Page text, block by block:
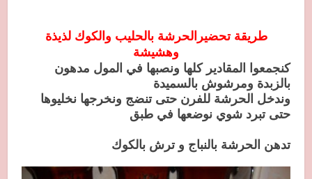
طريقة تحضيرالحرشة بالحليب والكوك لذيذة
وهشيشة
كنجمعوا المقادير كلها ونصبها في المول مدهون
بالزبدة ومرشوش بالسميدة
وندخل الحرشة للفرن حتى تنضج ونخرجها نخليوها
حتى تبرد شوي نوضعها في طبق
تدهن الحرشة بالنباج و ترش بالكوك